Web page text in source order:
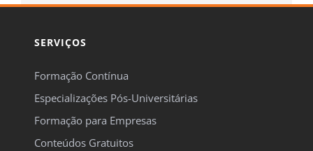
SERVIÇOS
Formação Contínua
Especializações Pós-Universitárias
Formação para Empresas
Conteúdos Gratuitos